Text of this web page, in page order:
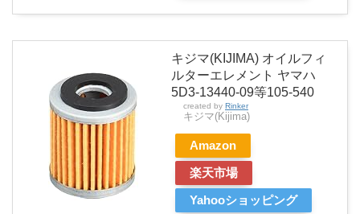
キジマ(KIJIMA) オイルフィ
ルターエレメント ヤマハ
5D3-13440-09等105-540
created by Rinker
キジマ(Kijima)
Amazon
楽天市場
Yahooショッピング